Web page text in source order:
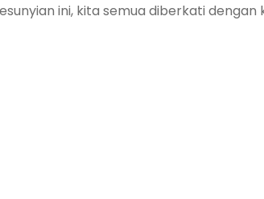
ini, kita semua diberkati